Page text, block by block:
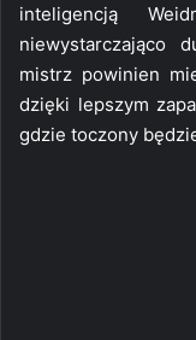
inteligencją
niewystarczająco
mistrz powinien
dzięki lepszym
gdzie toczony